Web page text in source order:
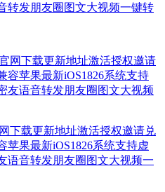
转发朋友圈图文大视频一键转
下载更新地址激活授权邀请兑
苹果最新iOS1826系统支持虚
语音转发朋友圈图文大视频一